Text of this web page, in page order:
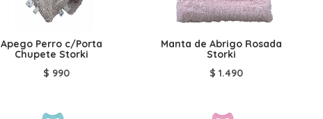
Apego Perro c/Porta
Chupete Storki
$ 990
Manta de Abrigo Rosada
Storki
$1.490